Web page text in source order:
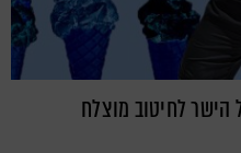
הישר לחיטוב מוצלח